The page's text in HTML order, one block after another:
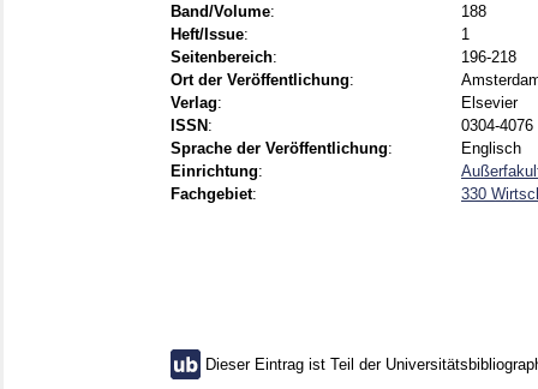
Band/Volume:
188
Heft/Issue:
1
Seitenbereich:
196-218
Ort der Veröffentlichung:
Verlag:
Elsevier
ISSN :
0304-4076
Sprache der Veröffentlichung:
Englisch
Einrichtung:
Fachgebiet: 330
Dieser Eintrag ist Teil der